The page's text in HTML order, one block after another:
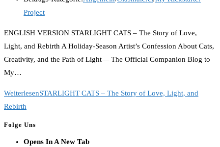
Project
ENGLISH VERSION STARLIGHT CATS – The Story of Love,
Light, and Rebirth A Holiday-Season Artist’s Confession About Cats,
Creativity, and the Path of Light— The Official Companion Blog to
My…
WeiterlesenSTARLIGHT CATS – The Story of Love, Light, and
Rebirth
Folge Uns
Opens In A New Tab